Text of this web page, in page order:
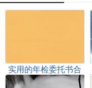
实用的年检委托书合
集9篇